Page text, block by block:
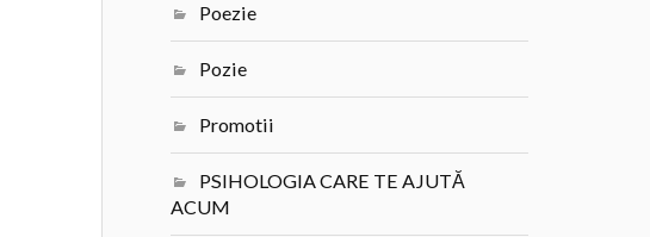
Poezie
Pozie
Promotii
PSIHOLOGIA CARE TE AJUTĂ
ACUM